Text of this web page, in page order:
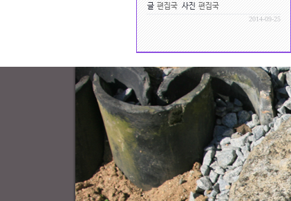
글 편집국 사진 편집국
2014-09-25